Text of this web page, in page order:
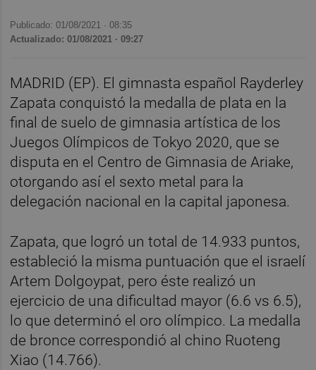
Publicado: 01/08/2021 ·08:35
Actualizado: 01/08/2021 · 09:27
MADRID (EP). El gimnasta español Rayderley
Zapata conquistó la medalla de plata en la
final de suelo de gimnasia artística de los
Juegos Olímpicos de Tokyo 2020, que se
disputa en el Centro de Gimnasia de Ariake,
otorgando así el sexto metal para la
delegación nacional en la capital japonesa.
Zapata, que logró un total de 14.933 puntos,
estableció la misma puntuación que el israelí
Artem Dolgoypat, pero éste realizó un
ejercicio de una dificultad mayor (6.6 vs 6.5),
lo que determinó el oro olímpico. La medalla
de bronce correspondió al chino Ruoteng
Xiao (14.766).